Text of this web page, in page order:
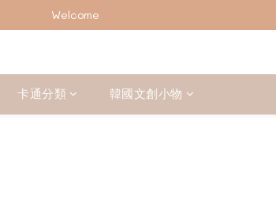
加入會員下單享2%回饋紅利 ❤❤
Welcome
卡通分類 韓國文創小物